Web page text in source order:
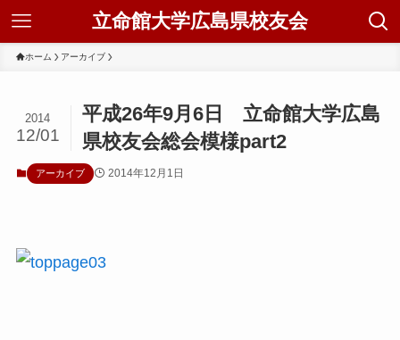
立命館大学広島県校友会
ホーム アーカイブ
平成26年9月6日 立命館大学広島
県校友会総会模様part2
2014
12/01
アーカイブ 2014年12月1日